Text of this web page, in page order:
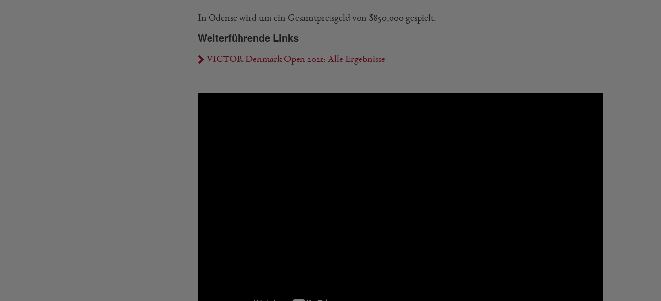
In Odense wird um ein Gesamtpreisgeld von $850,000 gespielt.
Weiterführende Links
VICTOR Denmark Open 2021: Alle Ergebnisse